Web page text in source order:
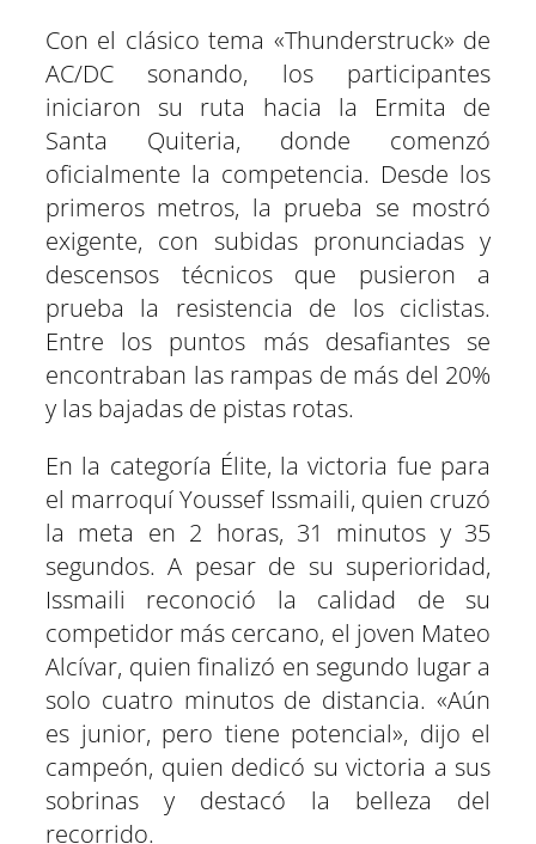
Con el clásico tema «Thunderstruck» de
AC/DC sonando, los participantes
iniciaron su ruta hacia la Ermita de
Santa Quiteria, donde comenzó
oficialmente la competencia. Desde los
primeros metros, la prueba se mostró
exigente, con subidas pronunciadas y
descensos técnicos que pusieron a
prueba la resistencia de los ciclistas.
Entre los puntos más desafiantes se
encontraban las rampas de más del 20%
y las bajadas de pistas rotas.
En la categoría Élite, la victoria fue para
el marroquí Youssef Issmaili, quien cruzó
la meta en 2 horas, 31 minutos y 35
segundos. A pesar de su superioridad,
Issmaili reconoció la calidad de su
competidor más cercano, el joven Mateo
Alcívar, quien finalizó en segundo lugar a
solo cuatro minutos de distancia. «Aún
es junior, pero tiene potencial», dijo el
campeón, quien dedicó su victoria a sus
sobrinas y destacó la belleza del
recorrido.